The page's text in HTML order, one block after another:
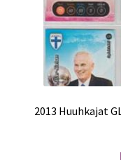
2013 Huuhkajat